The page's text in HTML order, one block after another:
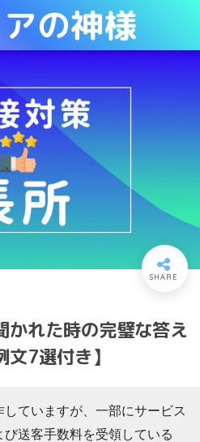
の神様
かれた時の完璧な答え
7選付き】
ていますが、一部にサービス
送客手数料を受領している